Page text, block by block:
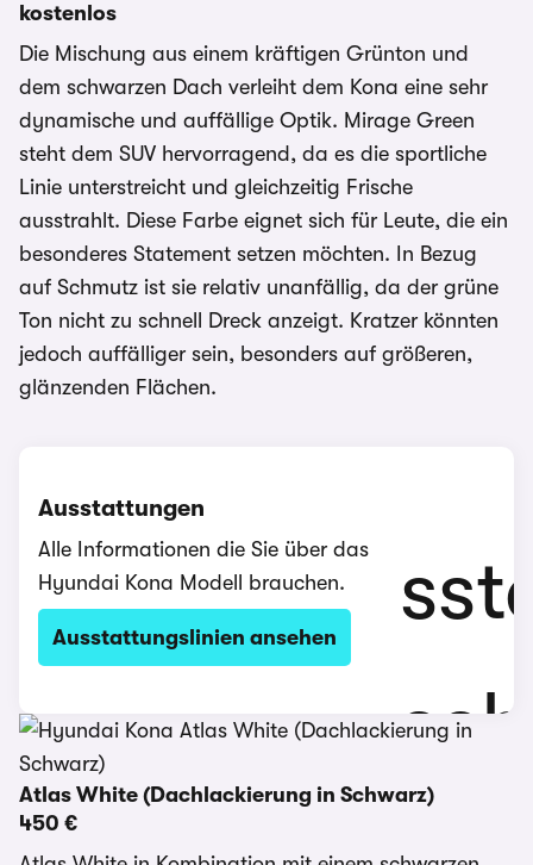
kostenlos
Die Mischung aus einem kräftigen Grünton und
dem schwarzen Dach verleiht dem Kona eine sehr
dynamische und auffällige Optik. Mirage Green
steht dem SUV hervorragend, da es die sportliche
Linie unterstreicht und gleichzeitig Frische
ausstrahlt. Diese Farbe eignet sich für Leute, die ein
besonderes Statement setzen möchten. In Bezug
auf Schmutz ist sie relativ unanfällig, da der grüne
Ton nicht zu schnell Dreck anzeigt. Kratzer könnten
jedoch auffälliger sein, besonders auf größeren,
glänzenden Flächen.
Ausstattungen
Alle Informationen die Sie über das
Hyundai Kona Modell brauchen.
Ausstattungslinien ansehen
Atlas White (Dachlackierung in Schwarz)
450 €